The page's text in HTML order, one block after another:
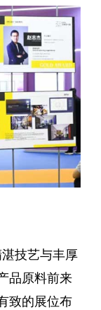
技艺与丰厚
品原料前来
致的展位布